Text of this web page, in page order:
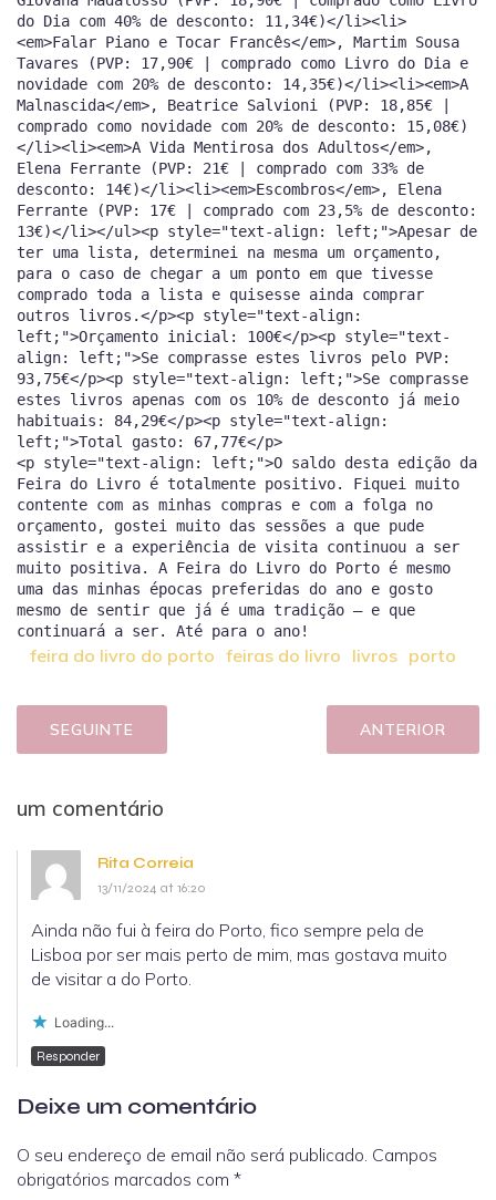
do Dia com 40% de desconto: 11,34€)</li><li>
<em>Falar Piano e Tocar Francês</em>, Martim Sousa
Tavares (PVP: 17,90€ | comprado como Livro do Dia e
novidade com 20% de desconto: 14,35€)</li><li><em>A
Malnascida</em>, Beatrice Salvioni (PVP: 18,85€ |
comprado como novidade com 20% de desconto: 15,08€)
</li><li><em>A Vida Mentirosa dos Adultos</em>,
Elena Ferrante (PVP: 21€ | comprado com 33% de
desconto: 14€)</li><li><em>Escombros</em>, Elena
Ferrante (PVP: 17€ | comprado com 23,5% de desconto:
13€)</li></ul><p style="text-align: left;">Apesar de
ter uma lista, determinei na mesma um orçamento,
para o caso de chegar a um ponto em que tivesse
comprado toda a lista e quisesse ainda comprar
outros livros.</p><p style="text-align:
left;">Orçamento inicial: 100€</p><p style="text-
align: left;">Se comprasse estes livros pelo PVP:
93,75€</p><p style="text-align: left;">Se comprasse
estes livros apenas com os 10% de desconto já meio
habituais: 84,29€</p><p style="text-align:
left;">Total gasto: 67,77€</p>
<p style="text-align: left;">O saldo desta edição da
Feira do Livro é totalmente positivo. Fiquei muito
contente com as minhas compras e com a folga no
orçamento, gostei muito das sessões a que pude
assistir e a experiência de visita continuou a ser
muito positiva. A Feira do Livro do Porto é mesmo
uma das minhas épocas preferidas do ano e gosto
mesmo de sentir que já é uma tradição — e que
feira do livro do porto feiras do livro livros porto
SEGUINTE ANTERIOR
um comentário
Rita Correia
13/11/2024 at 16:20
Ainda não fui à feira do Porto, fico sempre pela de
Lisboa por ser mais perto de mim, mas gostava muito
de visitar a do Porto.
Loading...
Responder
Deixe um comentário
O seu endereço de email não será publicado. Campos
obrigatórios marcados com *